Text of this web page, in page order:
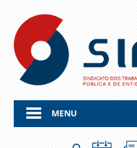
content
MENU